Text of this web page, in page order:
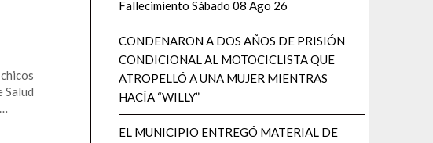
Salud
Fallecimiento Sábado 08 Ago 26
CONDENARON A DOS AÑOS DE PRISIÓN
CONDICIONAL AL MOTOCICLISTA QUE
ATROPELLÓ A UNA MUJER MIENTRAS
HACÍA “WILLY”
EL MUNICIPIO ENTREGÓ MATERIAL DE